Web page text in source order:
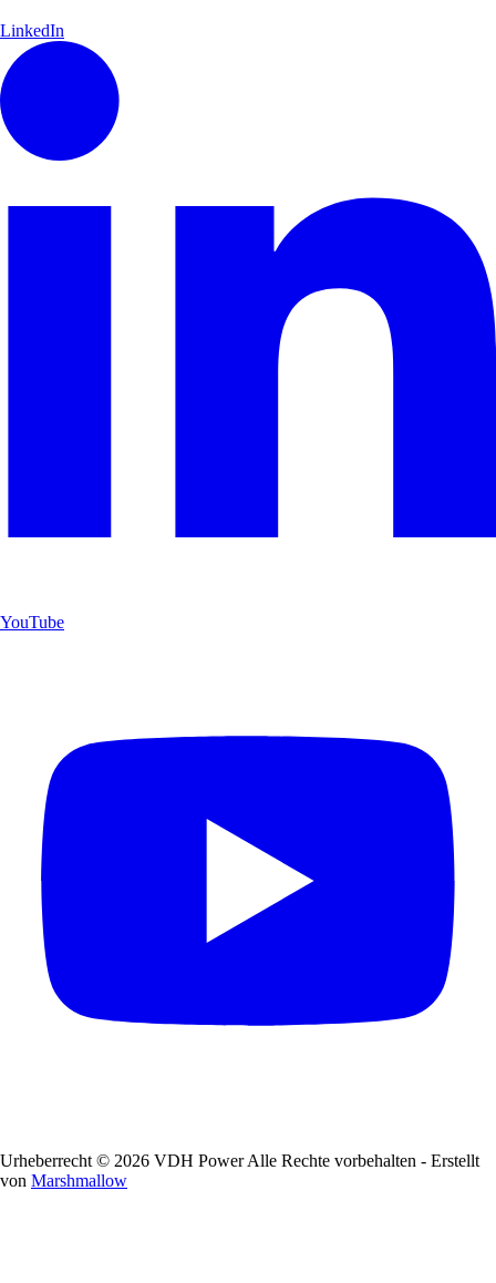
LinkedIn
YouTube
Urheberrecht © 2026 VDH Power Alle Rechte vorbehalten - Erstellt
von Marshmallow